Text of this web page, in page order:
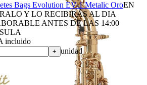
Bags Evolution EV-1 Metalic OroEN
Y LO RECIBIRÁS AL DIA
ANTES DE LAS 14:00
incluido
+ unidad